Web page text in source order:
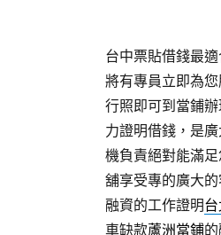
台中票貼借錢最
將有專員立即為
行照即可到當鋪
力證明借錢，是
機負責絕對能滿
舖享受專的廣大的
融資的工作證明
車缺款蘆洲當鋪